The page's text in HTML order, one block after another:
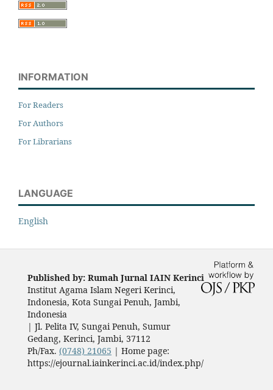
INFORMATION
For Readers
For Authors
For Librarians
LANGUAGE
English
Published by: Rumah Jurnal IAIN Kerinci
Institut Agama Islam Negeri Kerinci,
Indonesia, Kota Sungai Penuh, Jambi,
Indonesia
| Jl. Pelita IV, Sungai Penuh, Sumur
Gedang, Kerinci, Jambi, 37112
Ph/Fax. (0748) 21065 | Home page:
https://ejournal.iainkerinci.ac.id/index.php/